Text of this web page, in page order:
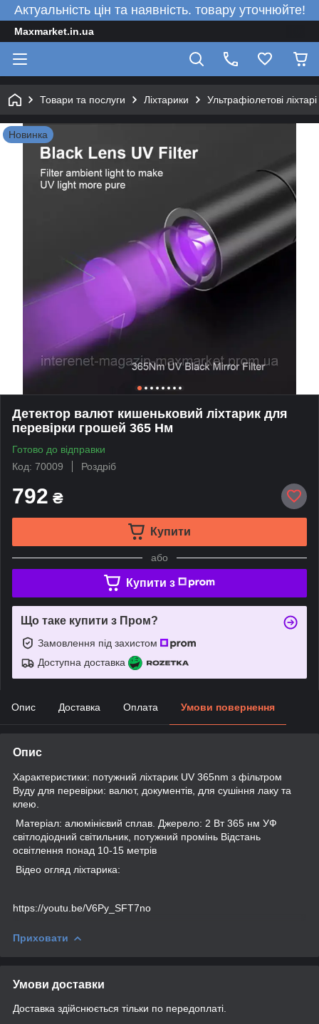
Актуальність цін та наявність. товару уточнюйте!
Maxmarket.in.ua
Товари та послуги Ліхтарики Ультрафіолетові ліхтарі
Новинка
Детектор валют кишеньковий ліхтарик для
перевірки грошей 365 Нм
Готово до відправки
Код: 70009
Роздріб
792 ₴
Купити
або
Купити з
Що таке купити з Пром?
Замовлення під захистом
Доступна доставка
Опис Доставка Оплата Умови повернення
Опис
Характеристики: потужний ліхтарик UV 365nm з фільтром
Вуду для перевірки: валют, документів, для сушіння лаку та
клею.
Матеріал: алюмінієвий сплав. Джерело: 2 Вт 365 нм УФ
світлодіодний світильник, потужний промінь Відстань
освітлення понад 10-15 метрів
Відео огляд ліхтарика:
https://youtu.be/V6Py_SFT7no
Приховати
Умови доставки
Доставка здійснюється тільки по передоплаті.